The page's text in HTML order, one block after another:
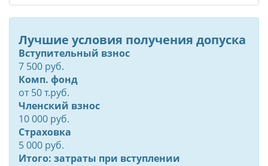
Лучшие условия получения допуска
Вступительный взнос
7 500 руб.
Комп. фонд
от50т.руб.
Членский взнос
10 000 руб.
Страховка
5 000 руб.
Итого: затраты при вступлении